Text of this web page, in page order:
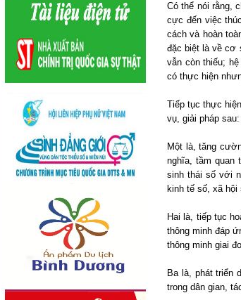
Có thể nói rằng,
cực đến việc
cách và hoàn
đặc biệt là về cơ
vẫn còn thiếu;
có thực hiện
Tiếp tục thực
vụ, giải pháp sau:
Một là, tăng
nghĩa, tầm quan
sinh thái số với
kinh tế số, xã hội
Hai là, tiếp tục
thông minh đáp
thông minh giai
Ba là, phát triển
trong dân gian,